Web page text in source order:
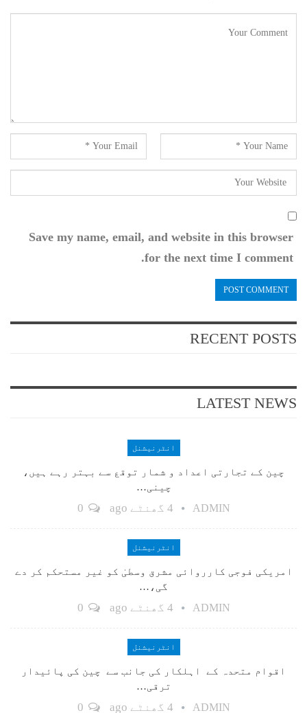
Save my name, email, and website in this browser
for the next time I comment.
RECENT POSTS
LATEST NEWS
انٹرنیشنل
چین کے تجارتی اعداد و شمار توقع سے بہتر رہے ہیں،
چینی…
ADMIN 4 گھنٹے ago
انٹرنیشنل
امریکی فوجی کارروائی مشرق وسطیٰ کو غیر مستحکم کر دے
گی،…
ADMIN 4 گھنٹے ago
انٹرنیشنل
اقوام متحدہ کے اہلکار کی جانب سے چین کی پائیدار
ترقی…
ADMIN 4 گھنٹے ago